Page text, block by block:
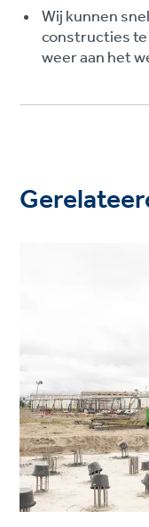
Wij kunnen
constructies
weer aan het